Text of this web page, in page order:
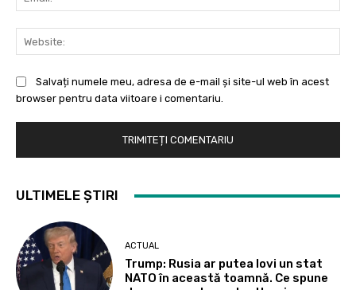
Salvați numele meu, adresa de e-mail și site-ul web în acest
browser pentru data viitoare i comentariu.
ULTIMELE ȘTIRI
ACTUAL
Trump: Rusia ar putea lovi un stat
NATO în această toamnă. Ce spune